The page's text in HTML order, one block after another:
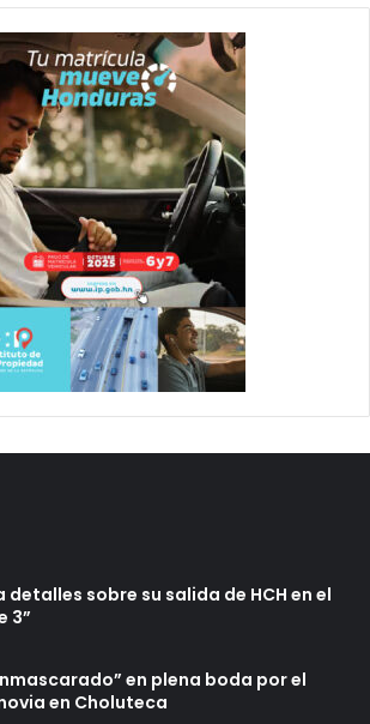
detalles sobre su salida de HCH en el
3”
en plena boda por el
en Choluteca